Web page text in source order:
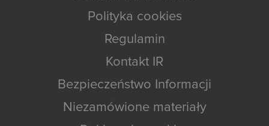
Polityka cookies
Regulamin
Kontakt IR
Bezpieczeństwo Informacji
Niezamówione materiały